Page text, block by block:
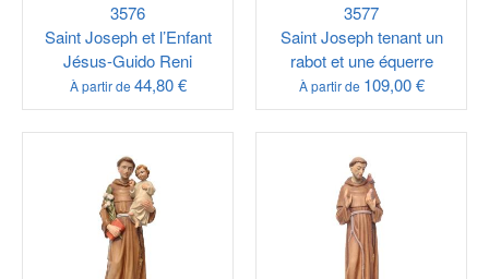
3576
Saint Joseph et l’Enfant
Jésus-Guido Reni
À partir de 44,80 €
3577
Saint Joseph tenant un
rabot et une équerre
À partir de 109,00 €